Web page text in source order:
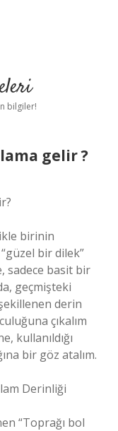
bilgiler!
gelir ?
birinin
bir dilek”
sadece basit bir
geçmişteki
derin
çıkalım
kullanıldığı
bir göz atalım.
Derinliği
“Toprağı bol